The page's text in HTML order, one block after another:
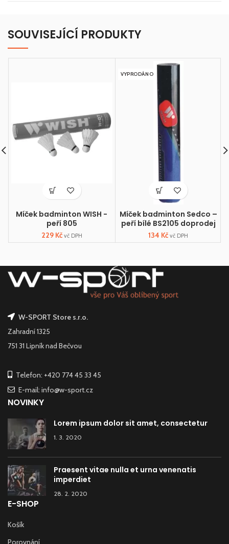
SOUVISEJÍCÍ PRODUKTY
Míček badminton WISH -
peří 805
229 Kč vč DPH
VYPRODÁNO
Míček badminton Sedco –
peří bílé BS2105 doprodej
134 Kč vč DPH
W-SPORT Store s.r.o.
Zahradní 1325
751 31 Lipník nad Bečvou
Telefon: +420 774 45 33 45
E-mail: info@w-sport.cz
NOVINKY
Lorem ipsum dolor sit amet, consectetur
1. 3. 2020
Praesent vitae nulla et urna venenatis
imperdiet
28. 2. 2020
E-SHOP
Košík
Porovnání